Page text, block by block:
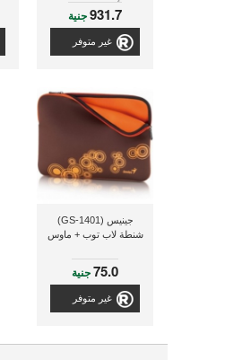
وأجهزة التابلت
931.7جنية
غير متوفر
جينيس (GS-1401)
شنطة لاب توب + ماوس
75.0جنية
غير متوفر